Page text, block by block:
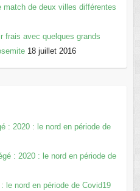
de deux villes différentes
frais avec quelques grands
18 juillet 2016
: 2020 : le nord en période de
: 2020 : le nord en période de
le nord en période de Covid19